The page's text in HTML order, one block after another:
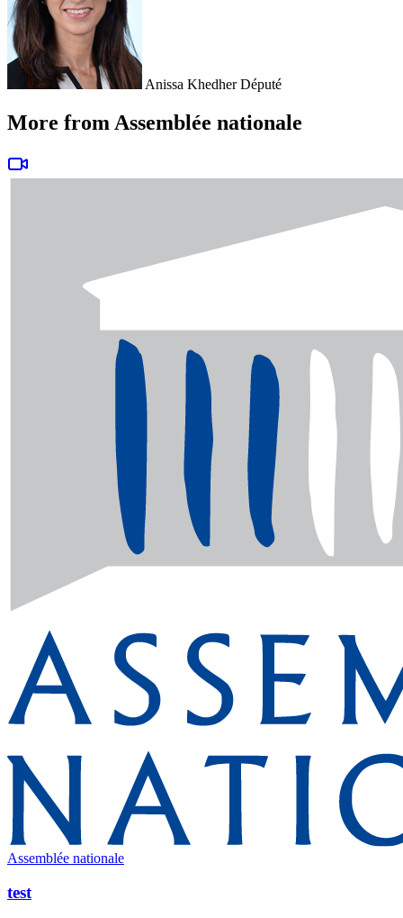
Anissa Khedher Député
More from Assemblée nationale
Assemblée nationale
test